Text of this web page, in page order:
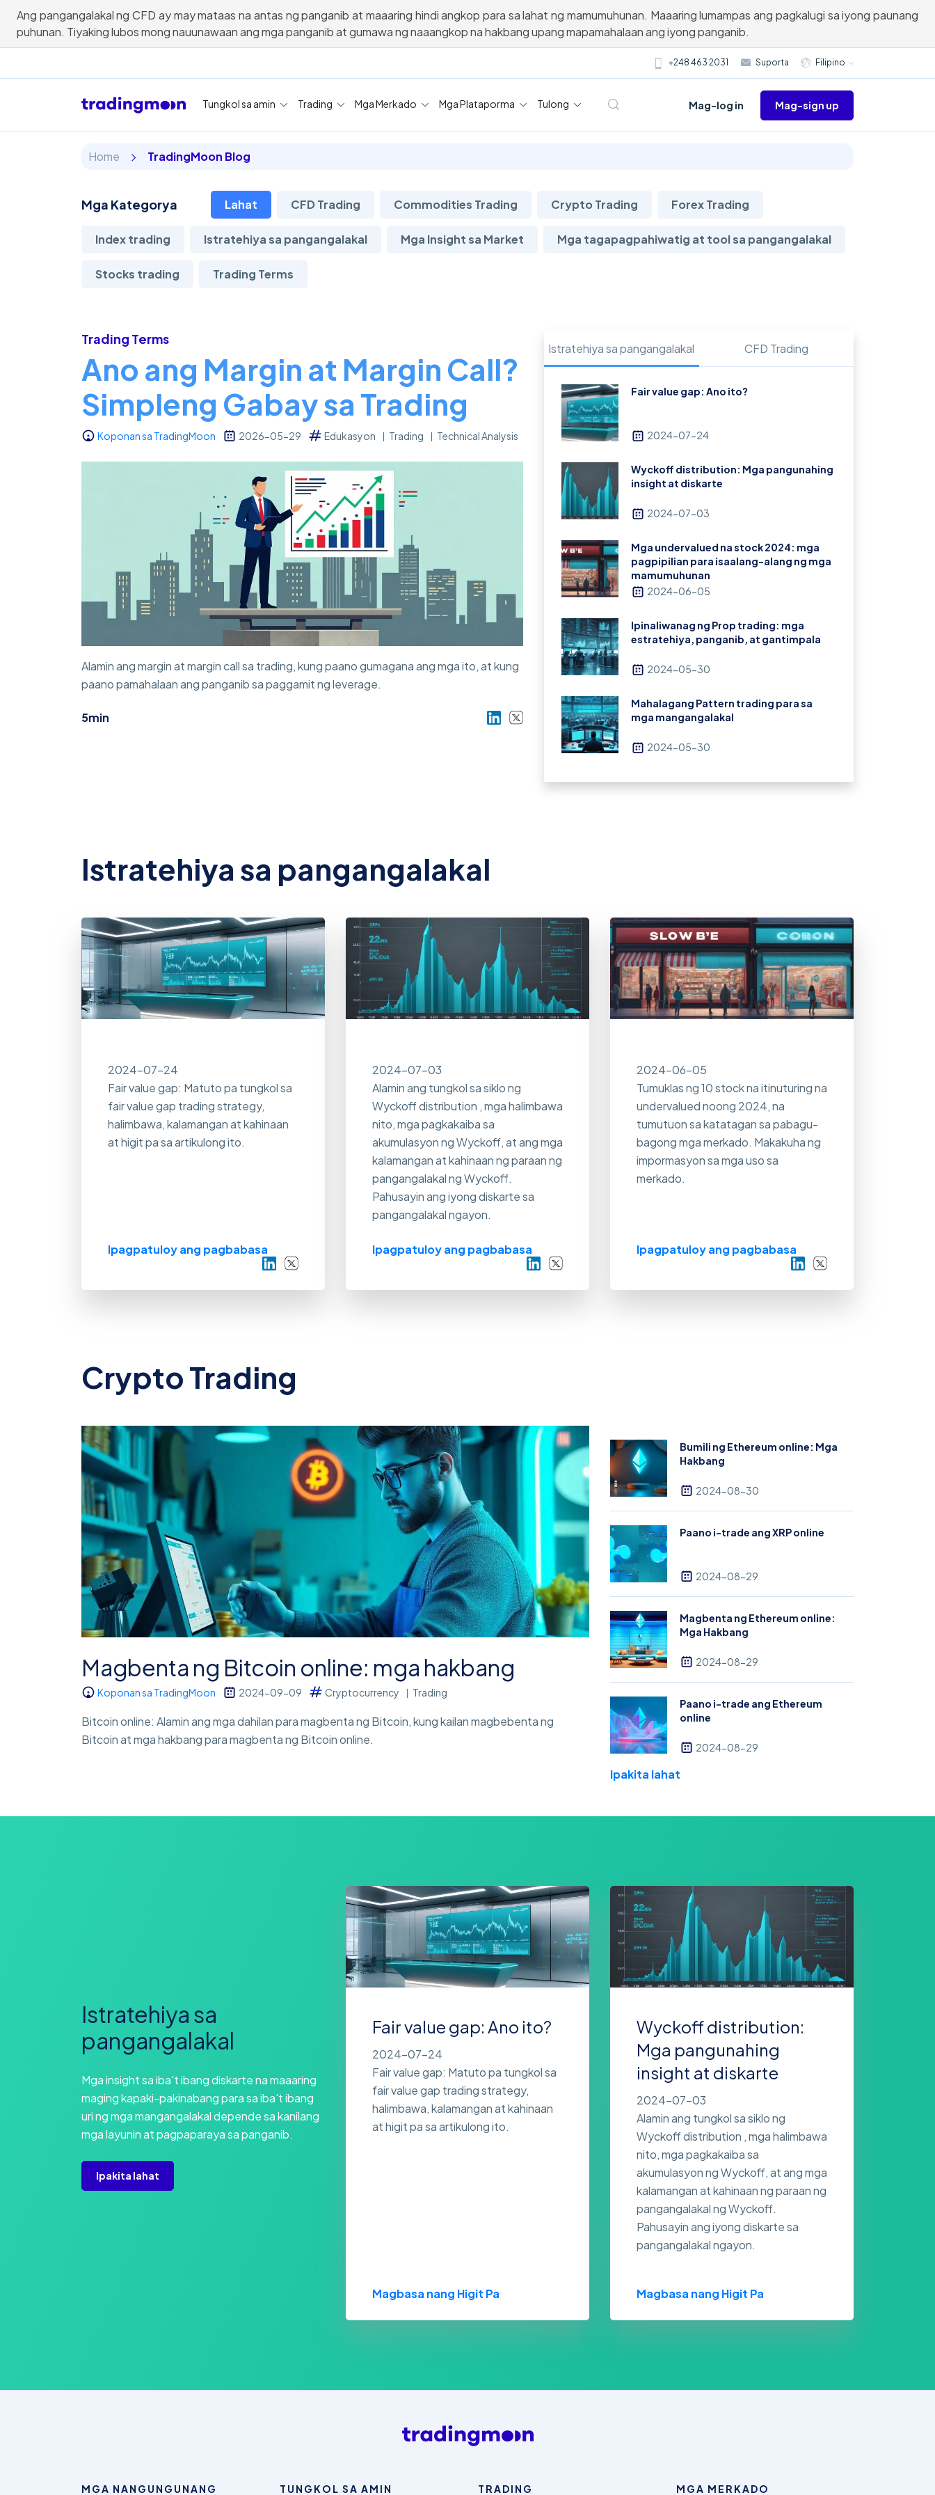
Ang pangangalakal ng CFD ay may mataas na antas ng panganib at maaaring hindi angkop para sa lahat ng mamumuhunan. Maaaring lumampas ang pagkalugi sa iyong paunang
puhunan. Tiyaking lubos mong nauunawaan ang mga panganib at gumawa ng naaangkop na hakbang upang mapamahalaan ang iyong panganib.
+248 463 2031 Suporta Filipino
Tungkol sa amin Trading Mga Merkado Mga Plataporma Tulong Mag-log in Mag-sign up
Home TradingMoon Blog
Mga Kategorya Lahat CFD Trading Commodities Trading Crypto Trading Forex Trading
Index trading Istratehiya sa pangangalakal Mga Insight sa Market Mga tagapagpahiwatig at tool sa pangangalakal
Stocks trading Trading Terms
Trading Terms
Ano ang Margin at Margin Call?
Simpleng Gabay sa Trading
Koponan sa TradingMoon 2026-05-29 Edukasyon Trading Technical Analysis
Alamin ang margin at margin call sa trading, kung paano gumagana ang mga ito, at kung
paano pamahalaan ang panganib sa paggamit ng leverage.
5min
Ibahagi sa LinkedIn
Ibahagi sa Twitter
Istratehiya sa pangangalakal CFD Trading
Fair value gap: Ano ito?
2024-07-24
Wyckoff distribution: Mga pangunahing
insight at diskarte
2024-07-03
Mga undervalued na stock 2024: mga
pagpipilian para isaalang-alang ng mga
mamumuhunan
2024-06-05
Ipinaliwanag ng Prop trading: mga
estratehiya, panganib, at gantimpala
2024-05-30
Mahalagang Pattern trading para sa
mga mangangalakal
2024-05-30
Istratehiya sa pangangalakal
2024-07-24
Fair value gap: Matuto pa tungkol sa
fair value gap trading strategy,
halimbawa, kalamangan at kahinaan
at higit pa sa artikulong ito.
Ipagpatuloy ang pagbabasa
2024-07-03
Alamin ang tungkol sa siklo ng
Wyckoff distribution , mga halimbawa
nito, mga pagkakaiba sa
akumulasyon ng Wyckoff, at ang mga
kalamangan at kahinaan ng paraan ng
pangangalakal ng Wyckoff.
Pahusayin ang iyong diskarte sa
pangangalakal ngayon.
Ipagpatuloy ang pagbabasa
2024-06-05
Tumuklas ng 10 stock na itinuturing na
undervalued noong 2024, na
tumutuon sa katatagan sa pabagu-
bagong mga merkado. Makakuha ng
impormasyon sa mga uso sa
merkado.
Ipagpatuloy ang pagbabasa
Crypto Trading
Magbenta ng Bitcoin online: mga hakbang
Koponan sa TradingMoon 2024-09-09 Cryptocurrency Trading
Bitcoin online: Alamin ang mga dahilan para magbenta ng Bitcoin, kung kailan magbebenta ng
Bitcoin at mga hakbang para magbenta ng Bitcoin online.
Bumili ng Ethereum online: Mga
Hakbang
2024-08-30
Paano i-trade ang XRP online
2024-08-29
Magbenta ng Ethereum online:
Mga Hakbang
2024-08-29
Paano i-trade ang Ethereum
online
2024-08-29
Ipakita lahat
Istratehiya sa
pangangalakal
Mga insight sa iba't ibang diskarte na maaaring
maging kapaki-pakinabang para sa iba't ibang
uri ng mga mangangalakal depende sa kanilang
mga layunin at pagpaparaya sa panganib.
Ipakita lahat
Fair value gap: Ano ito?
2024-07-24
Fair value gap: Matuto pa tungkol sa
fair value gap trading strategy,
halimbawa, kalamangan at kahinaan
at higit pa sa artikulong ito.
Magbasa nang Higit Pa
Wyckoff distribution:
Mga pangunahing
insight at diskarte
2024-07-03
Alamin ang tungkol sa siklo ng
Wyckoff distribution , mga halimbawa
nito, mga pagkakaiba sa
akumulasyon ng Wyckoff, at ang mga
kalamangan at kahinaan ng paraan ng
pangangalakal ng Wyckoff.
Pahusayin ang iyong diskarte sa
pangangalakal ngayon.
Magbasa nang Higit Pa
MGA NANGUNGUNANG TUNGKOL SA AMIN TRADING MGA MERKADO